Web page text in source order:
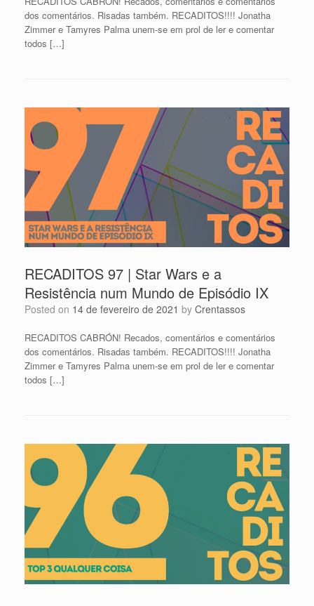
dos comentários. Risadas também. RECADITOS!!!! Jonatha
Zimmer e Tamyres Palma unem-se em prol de ler e comentar
todos […]
RECADITOS 97 | Star Wars e a
Resistência num Mundo de Episódio IX
Posted on 14 de fevereiro de 2021 by Crentassos
RECADITOS CABRÓN! Recados, comentários e comentários
dos comentários. Risadas também. RECADITOS!!!! Jonatha
Zimmer e Tamyres Palma unem-se em prol de ler e comentar
todos […]